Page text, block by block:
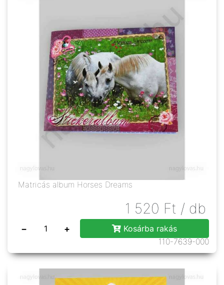
Matricás album Horses Dreams
1 520 Ft / db
− +
Kosárba rakás
110-7639-000